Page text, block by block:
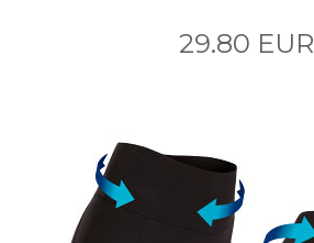
29.80 EUR